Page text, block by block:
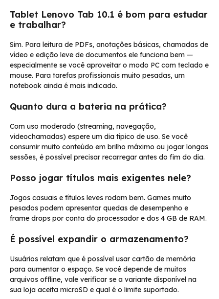
Tablet Lenovo Tab 10.1 é bom para estudar
e trabalhar?
Sim. Para leitura de PDFs, anotações básicas, chamadas de
vídeo e edição leve de documentos ele funciona bem —
especialmente se você aproveitar o modo PC com teclado e
mouse. Para tarefas profissionais muito pesadas, um
notebook ainda é mais indicado.
Quanto dura a bateria na prática?
Com uso moderado (streaming, navegação,
videochamadas) espere um dia típico de uso. Se você
consumir muito conteúdo em brilho máximo ou jogar longas
sessões, é possível precisar recarregar antes do fim do dia.
Posso jogar títulos mais exigentes nele?
Jogos casuais e títulos leves rodam bem. Games muito
pesados podem apresentar quedas de desempenho e
frame drops por conta do processador e dos 4 GB de RAM.
É possível expandir o armazenamento?
Usuários relatam que é possível usar cartão de memória
para aumentar o espaço. Se você depende de muitos
arquivos offline, vale verificar se a variante disponível na
sua loja aceita microSD e qual é o limite suportado.